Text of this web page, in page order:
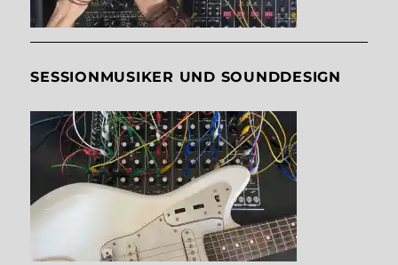
SESSIONMUSIKER UND SOUNDDESIGN